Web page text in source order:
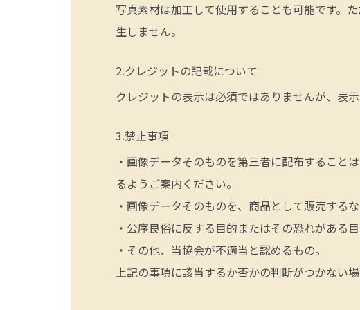
写真素材は加工して使用することも可能です。
生しません。
クレジットの記載について
クレジットの表示は必須ではありませんが、表
禁止事項
・画像データそのものを第三者に配布すること
るようご案内ください。
・画像データそのものを、商品として販売する
・公序良俗に反する目的またはその恐れがある
・その他、当協会が不適当と認めるもの。
上記の事項に該当するか否かの判断がつかない